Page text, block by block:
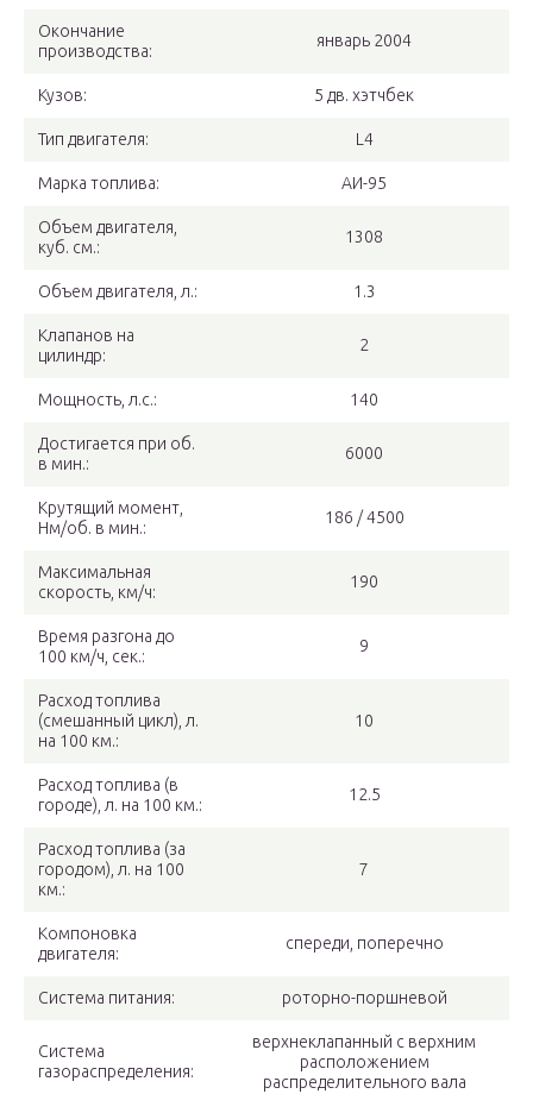
Окончание
производства:
январь 2004
Кузов: 5 дв. хэтчбек
Тип двигателя: L4
Марка топлива: АИ-95
Объем двигателя,
куб. см.:
1308
Объем двигателя, л.: 1.3
Клапанов на
цилиндр:
2
Мощность, л.с.: 140
Достигается при об.
в мин.:
6000
Крутящий момент,
Нм/об. в мин.:
186 / 4500
Максимальная
скорость, км/ч:
190
Время разгона до
100 км/ч, сек.:
9
Расход топлива
(смешанный цикл), л.
на 100 км.:
10
Расход топлива (в
городе), л. на 100 км.:
12.5
Расход топлива (за
городом), л. на 100
км.:
7
Компоновка
двигателя:
спереди, поперечно
Система питания: роторно-поршневой
Система
газораспределения:
верхнеклапанный с верхним
расположением
распределительного вала